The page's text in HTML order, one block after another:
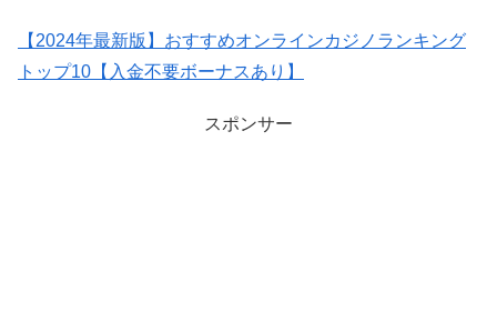
【2024年最新版】おすすめオンラインカジノランキング
トップ10【入金不要ボーナスあり】
スポンサー